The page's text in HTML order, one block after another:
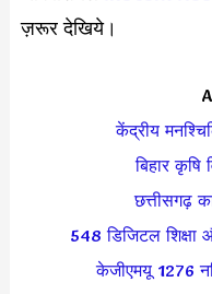
ज़रूर देखिये।
केंद्रीय
बिहार कृषि
छत्तीसगढ़
548 डिजिटल शिक्षा
केजीएमयू 1276